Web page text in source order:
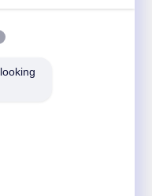
réductions et plus